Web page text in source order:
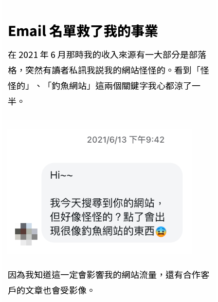
Email 名單救了我的事業
在 2021 年 6 月那時我的收入來源有一大部分是部落
格，突然有讀者私訊我説我的網站怪怪的。看到「怪
怪的」、「釣魚網站」這兩個關鍵字我心都涼了一
半。
因為我知道這一定會影響我的網站流量，還有合作客
戶的文章也會受影像。